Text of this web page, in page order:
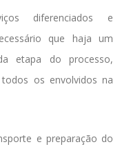
diferenciados e
que haja um
etapa do processo,
os envolvidos na
e preparação do